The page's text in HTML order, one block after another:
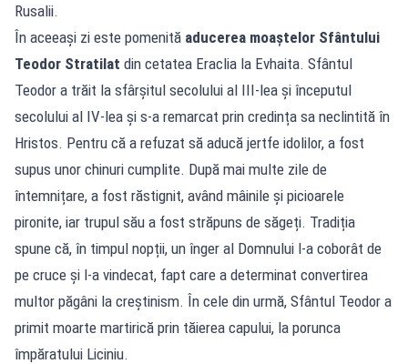
Rusalii.
În aceeași zi este pomenită aducerea moaștelor Sfântului
Teodor Stratilat din cetatea Eraclia la Evhaita. Sfântul
Teodor a trăit la sfârșitul secolului al III-lea și începutul
secolului al IV-lea și s-a remarcat prin credința sa neclintită în
Hristos. Pentru că a refuzat să aducă jertfe idolilor, a fost
supus unor chinuri cumplite. După mai multe zile de
întemnițare, a fost răstignit, având mâinile și picioarele
pironite, iar trupul său a fost străpuns de săgeți. Tradiția
spune că, în timpul nopții, un înger al Domnului l-a coborât de
pe cruce și l-a vindecat, fapt care a determinat convertirea
multor păgâni la creștinism. În cele din urmă, Sfântul Teodor a
primit moarte martirică prin tăierea capului, la porunca
împăratului Liciniu.